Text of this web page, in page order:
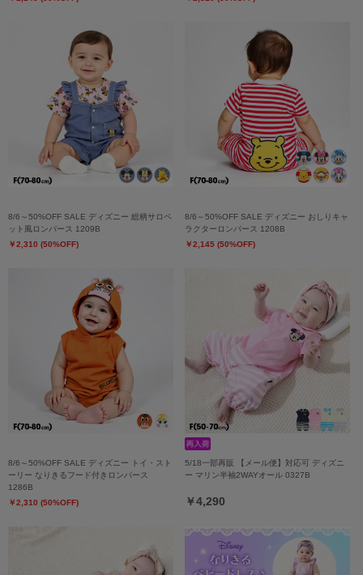
8/6～50%OFF SALE ディズニー 総柄サロペ
ット風ロンパース 1209B
￥2,310 (50%OFF)
8/6～50%OFF SALE ディズニー おしりキャ
ラクターロンパース 1208B
￥2,145 (50%OFF)
8/6～50%OFF SALE ディズニー トイ・スト
ーリー なりきるフード付きロンパース
1286B
￥2,310 (50%OFF)
5/18一部再販 【メール便】対応可 ディズニ
ー マリン半袖2WAYオール 0327B
￥4,290